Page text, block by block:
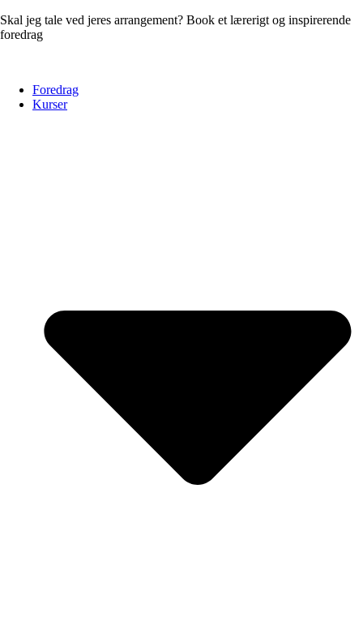
Skal jeg tale ved jeres arrangement? Book et lærerigt og inspirerende
foredrag
Foredrag
Kurser